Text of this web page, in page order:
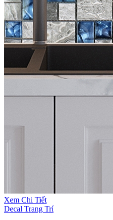
Xem Chi Tiết
Decal Trang Trí